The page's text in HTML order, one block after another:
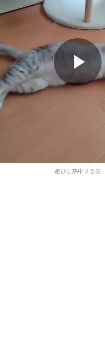
P
a
遊びに熱中する麦